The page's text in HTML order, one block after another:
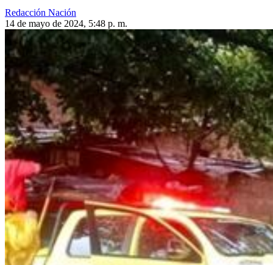
Redacción Nación
14 de mayo de 2024, 5:48 p. m.